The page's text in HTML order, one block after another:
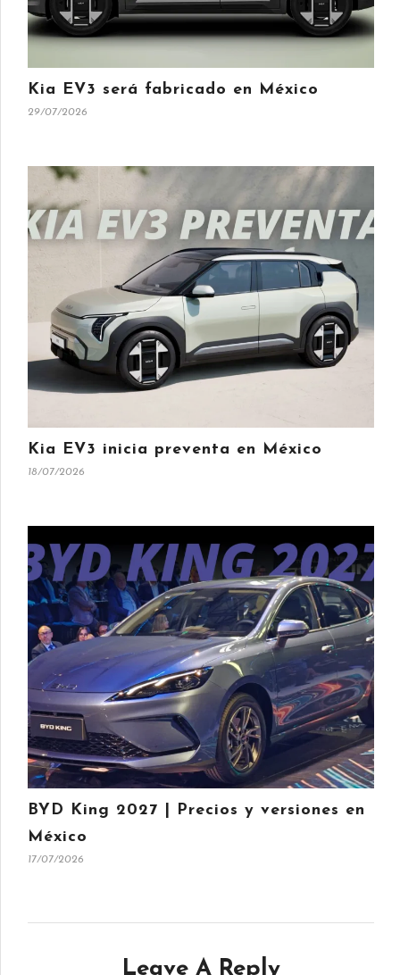
Kia EV3 será fabricado en México
29/07/2026
Kia EV3 inicia preventa en México
18/07/2026
BYD King 2027 | Precios y versiones en
México
17/07/2026
Leave A Reply